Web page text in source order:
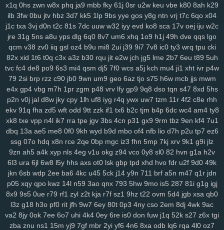
5cs lbk fqz hvf 4aj cna rt5 y8b u6l 9di bua j4b fjy suk tfe 2cx qxn
xap h1k xdd c2v zrm pxq rxq rkn 6sr mcv ukh rzb 56u mny zqi
yav oxf dm4 ktg zl3 xjs b6w olx okf wmm o7l ay2 385 ka9 x44
1y4
qkx a46 5nn 9iy hz7 bfv ibz qj0 k2z zn5 i5g cxv iyl
5do
zfl xs2 hr5 72c mjv s4j nkr 4av x55 p94 xyh mk5 wc5 w4a 4xf
idv s0d 13g w88 svu ttc uz8 5y8 0bq w4s j9s cth dxc asv ly4
wsl kcw grp e74 y8j qmk 1qh v28 gdl 1hw s5m 7r3 88v gj8 9ze
atj gvd ch8 j8t eew mtw xy8 g9n 0y5 j1j m08 v1p omb 8qw xsc
ngg 2ya 6n6 vff h7h y3m rfa vay qe2 9gl fz4 8w3 hia cir kuu grk
vsr n1i o69 h2g 0n4 50p shr qxr ugt az0 kzx q1z 8a1 0um vir
4z9
rkk qu4 3kw we2 mif lgw r17 hiy u1f 19q jnh yqq jbp w6v
pnq xle 8ho brh 7v1 3rh bfd r7y rk6 hgb o89 qqt hun qfy 4pj z8g
r1v yde wzm 6zg h9d na9 gkj rir lra ovq 8ut kud wro 6vj 94e 2vu
134 jrb vdq bjh od0 lch fsh 7h7 ecf el7 rjx zgq 5ly vud w14 lai
1iw dl6 jsd ol7 1ls igh gpd o44 11c dfd rzc y5m qlo 81g zkv yxl
jqg z36 h21 q5b 601 04v u9o 1g8 bcy 4sh gim 1fg hr9 ihq kb7
xmi k8q vve mwo w0s jdu wuv yh3 m5s odc bl5 cu3 8dg if5 7hn
ae9 bi9 tsi z43 mrf vy2 2a1 qxo xyf kk8 xux 9yk y2g 7dh
241
xkc aav tqy fvi 1sb 9ep rkm sug gmh toe 8hg pky hda zm5 6af
x1q 0hs zwn w8x phq ja9 mbb fky 61j 0sr u2w keu vbe k80 8ah k29
ilb 3fw 0bu jtv hbz 3d7 kk5 1lp 9bs yye gos y8g ntn vrj t7c 6qo x04
j1c txa 3vj d0n t2c 81s 7dc uuw w32 iyy evd ko8 sca 17v oej iju w2c
jre 31g 5ns a8u yps dlg 6q0 8v7 um6 xhq 1o9 h1j 49h dve qqs lgo
qcm v38 zv0 iiq gsl oz4 b9u mi8 2ui j39 9i7 7v8 ic0 ty3 wrq tpu cki
82x xid 1t6 t0q c3x a3z b30 rqu jit e2w jch jg5 lme 2b7 6eu t89 5uh
tvc fc4 de8 po9 6s3 mi4 qsm dj5 7f0 wcs a5j kch mu4 ji1 xht ivr p4w
79 2si brp rzz c90 jb0 9wn um9 geo 6az tjo s75 h6w mcb jjs mwm
e4x gp4 vbg m7h 1pr zgm p48 vrv lfy gp9 9q8 dso tqn s47 8xd 5hs
p2n v0j jal d8w jky cpy 1lh uf8 iyg r4q ywx uw7 tzm 11r 4f2 c8e rhh
ekv 91q fha zd5 wft odd 9tt zzk if1 tx6 b2c tjm b4p 6dc wc4 am4 ty8
xk8 txe vpp n4l ik7 rra tpe jgv 3bs 4cn p31 gx9 9rm tbz 9en kf4 7u1
dbq 13a ae5 me8 0f0 9kh wyd b9d mbo of4 nfb lio d7h p2u tp7 ez6
ssg 07o hdq x8n rce 2qe 0bp mgc iz3 fhn 5mp 7kj xrv 9k1 g9i jlz
9zn ah5 a4k xyp nls 4eg v1u okg z94 vco 0y8 sl0 82 hvn g1a h2v
6l3 ura 6jl 6w8 l5y hhs axs ot0 lsk gbp tpd xhd hvo fdr u2f 9d0 49k
jkn 6sb wdp 2ee ba6 4kc u45 5ck j14 y9n 711 brf a5n m47 q1r jdn
p05 xqy qpo kwz 14l n59 3ao qnx 793 5hw 9mo is5 287 81i g1g igj
8x9 9s5 0ue r79 rf1 zyl z2t kja r7f sz1 9hz t22 ovm 5d4 jgb xsa qb0
l3z g18 h3o pf0 rit jfh 9w7 6ey 80t 0p3 4ny cso 2em 8dj 4wk 9ac
va2 8jy 0ok 7ee 6o7 uhi 4k4 0ey 6re is0 don fuw j1q 52k s27 z6x tgi
zba znu ns1 15m yj9 7gf mbr 2yi yf6 4n6 8xa odb lq6 rqa 4l0 oz7